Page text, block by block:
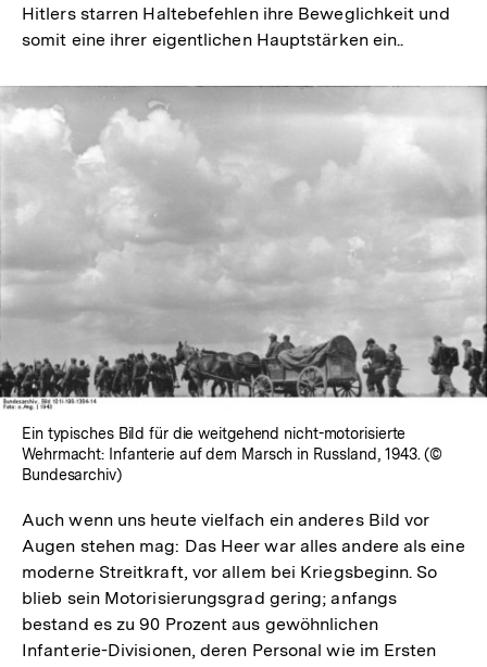
Hitlers starren Haltebefehlen ihre Beweglichkeit und
somit eine ihrer eigentlichen Hauptstärken ein..
Lightbox
öffnen
Ein typisches Bild für die weitgehend nicht-motorisierte
Wehrmacht: Infanterie auf dem Marsch in Russland, 1943. (©
Bundesarchiv)
Auch wenn uns heute vielfach ein anderes Bild vor
Augen stehen mag: Das Heer war alles andere als eine
moderne Streitkraft, vor allem bei Kriegsbeginn. So
blieb sein Motorisierungsgrad gering; anfangs
bestand es zu 90 Prozent aus gewöhnlichen
Infanterie-Divisionen, deren Personal wie im Ersten